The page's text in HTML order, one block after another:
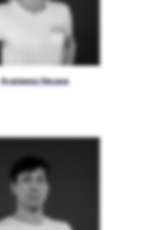
Агапкина Оксана